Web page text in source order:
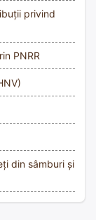
privind
PNRR
din sâmburi și